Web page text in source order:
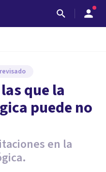
que la
puede no
en la